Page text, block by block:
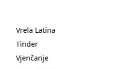
Vrela Latina
Tinder
Vjenčanje